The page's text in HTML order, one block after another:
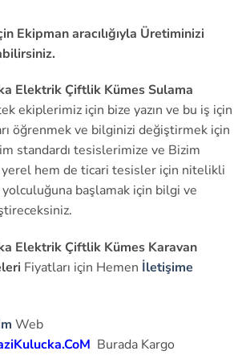
Ekipman aracılığıyla Üretiminizi
Elektrik Çiftlik Kümes Sulama
ekiplerimiz için bize yazın ve bu iş için
öğrenmek ve bilginizi değiştirmek için
standardı tesislerimize ve Bizim
hem de ticari tesisler için nitelikli
başlamak için bilgi ve
Elektrik Çiftlik Kümes Karavan
Fiyatları için Hemen İletişime
Web
Burada Kargo